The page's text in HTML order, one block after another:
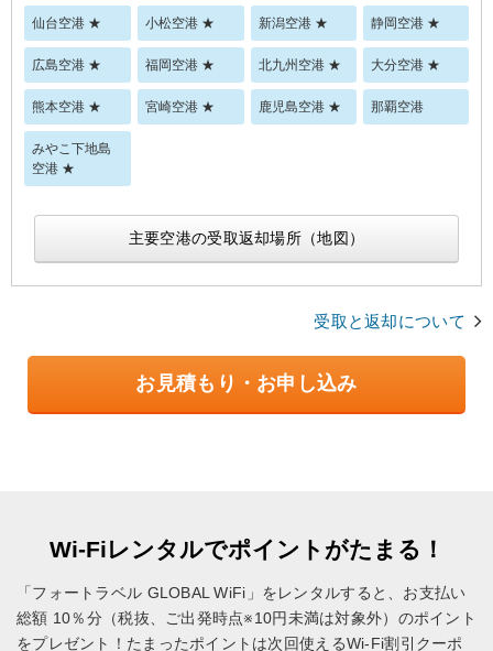
仙台空港 ★ 小松空港 ★ 新潟空港 ★ 静岡空港 ★
広島空港 ★ 福岡空港 ★ 北九州空港 ★ 大分空港 ★
熊本空港 ★ 宮崎空港 ★ 鹿児島空港 ★ 那覇空港
みやこ下地島
空港 ★
主要空港の受取返却場所（地図）
受取と返却について
お見積もり・お申し込み
Wi-Fiレンタルでポイントがたまる！
「フォートラベル GLOBAL WiFi」をレンタルすると、お支払い
総額 10％分（税抜、ご出発時点※10円未満は対象外）のポイント
をプレゼント！ たまったポイントは次回使えるWi-Fi割引クーポ